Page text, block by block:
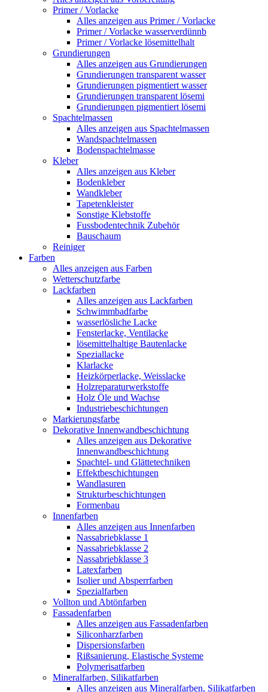
Primer / Vorlacke
Alles anzeigen aus Primer / Vorlacke
Primer / Vorlacke wasserverdünnb
Primer / Vorlacke lösemittelhalt
Grundierungen
Alles anzeigen aus Grundierungen
Grundierungen transparent wasser
Grundierungen pigmentiert wasser
Grundierungen transparent lösemi
Grundierungen pigmentiert lösemi
Spachtelmassen
Alles anzeigen aus Spachtelmassen
Wandspachtelmassen
Bodenspachtelmasse
Kleber
Alles anzeigen aus Kleber
Bodenkleber
Wandkleber
Tapetenkleister
Sonstige Klebstoffe
Fussbodentechnik Zubehör
Bauschaum
Reiniger
Farben
Alles anzeigen aus Farben
Wetterschutzfarbe
Lackfarben
Alles anzeigen aus Lackfarben
Schwimmbadfarbe
wasserlösliche Lacke
Fensterlacke, Ventilacke
lösemittelhaltige Bautenlacke
Speziallacke
Klarlacke
Heizkörperlacke, Weisslacke
Holzreparaturwerkstoffe
Holz Öle und Wachse
Industriebeschichtungen
Markierungsfarbe
Dekorative Innenwandbeschichtung
Alles anzeigen aus Dekorative
Innenwandbeschichtung
Spachtel- und Glättetechniken
Effektbeschichtungen
Wandlasuren
Strukturbeschichtungen
Formenbau
Innenfarben
Alles anzeigen aus Innenfarben
Nassabriebklasse 1
Nassabriebklasse 2
Nassabriebklasse 3
Latexfarben
Isolier und Absperrfarben
Spezialfarben
Vollton und Abtönfarben
Fassadenfarben
Alles anzeigen aus Fassadenfarben
Siliconharzfarben
Dispersionsfarben
Rißsanierung, Elastische Systeme
Polymerisatfarben
Mineralfarben, Silikatfarben
Alles anzeigen aus Mineralfarben, Silikatfarben